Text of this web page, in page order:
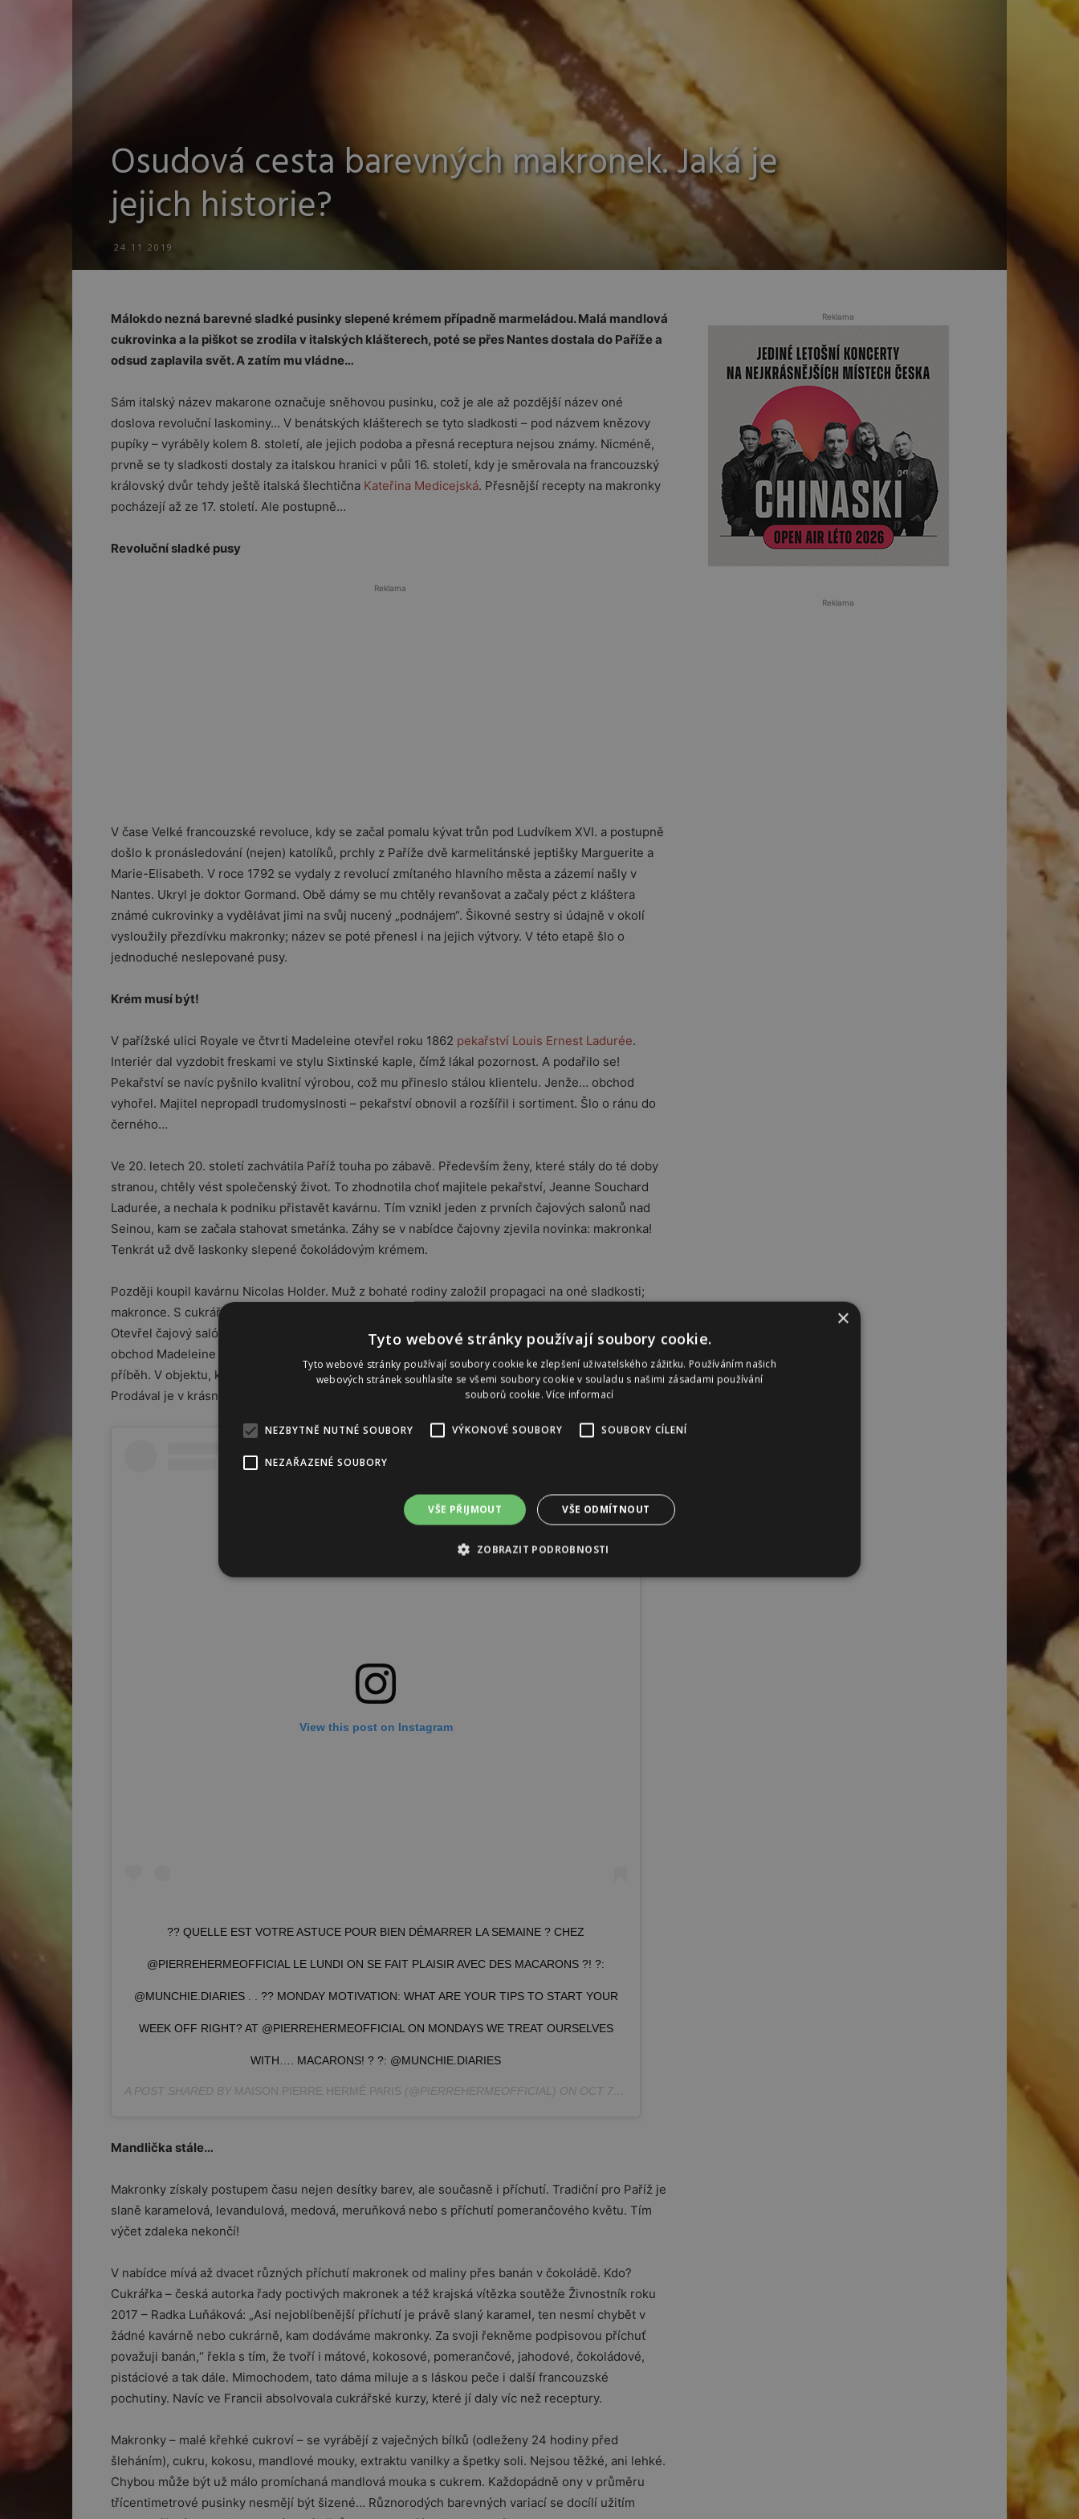
Osudová cesta barevných makronek. Jaká je
jejich historie?
24.11.2019
Málokdo nezná barevné sladké pusinky slepené krémem případně marmeládou. Malá mandlová
cukrovinka a la piškot se zrodila v italských klášterech, poté se přes Nantes dostala do Paříže a
odsud zaplavila svět. A zatím mu vládne…
Sám italský název makarone označuje sněhovou pusinku, což je ale až pozdější název oné
doslova revoluční laskominy… V benátských klášterech se tyto sladkosti – pod názvem knězovy
pupíky – vyráběly kolem 8. století, ale jejich podoba a přesná receptura nejsou známy. Nicméně,
prvně se ty sladkosti dostaly za italskou hranici v půli 16. století, kdy je směrovala na francouzský
královský dvůr tehdy ještě italská šlechtična Kateřina Medicejská. Přesnější recepty na makronky
pocházejí až ze 17. století. Ale postupně…
Revoluční sladké pusy
Reklama
V čase Velké francouzské revoluce, kdy se začal pomalu kývat trůn pod Ludvíkem XVI. a postupně
došlo k pronásledování (nejen) katolíků, prchly z Paříže dvě karmelitánské jeptišky Marguerite a
Marie-Elisabeth. V roce 1792 se vydaly z revolucí zmítaného hlavního města a zázemí našly v
Nantes. Ukryl je doktor Gormand. Obě dámy se mu chtěly revanšovat a začaly péct z kláštera
známé cukrovinky a vydělávat jimi na svůj nucený „podnájem“. Šikovné sestry si údajně v okolí
vysloužily přezdívku makronky; název se poté přenesl i na jejich výtvory. V této etapě šlo o
jednoduché neslepované pusy.
Krém musí být!
V pařížské ulici Royale ve čtvrti Madeleine otevřel roku 1862 pekařství Louis Ernest Ladurée.
Interiér dal vyzdobit freskami ve stylu Sixtinské kaple, čímž lákal pozornost. A podařilo se!
Pekařství se navíc pyšnilo kvalitní výrobou, což mu přineslo stálou klientelu. Jenže… obchod
vyhořel. Majitel nepropadl trudomyslnosti – pekařství obnovil a rozšířil i sortiment. Šlo o ránu do
černého…
Ve 20. letech 20. století zachvátila Paříž touha po zábavě. Především ženy, které stály do té doby
stranou, chtěly vést společenský život. To zhodnotila choť majitele pekařství, Jeanne Souchard
Ladurée, a nechala k podniku přistavět kavárnu. Tím vznikl jeden z prvních čajových salonů nad
Seinou, kam se začala stahovat smetánka. Záhy se v nabídce čajovny zjevila novinka: makronka!
Tenkrát už dvě laskonky slepené čokoládovým krémem.
Později koupil kavárnu Nicolas Holder. Muž z bohaté rodiny založil propagaci na oné sladkosti;
makronce. S cukráři a kuchaři připravil řadu variant cukrovinky za pomoci různých náplní a…
Otevřel čajový salón na Champs-Elysées č. p. 75. Poté koupil na levém břehu řeky legendární
obchod Madeleine Castaing, slavné návrhářky interiérů 20. století, čímž získal prestižní adresu a
příběh. V objektu, který restauroval v původním duchu, prezentoval makronky jako luxusní zboží.
Prodával je v krásných krabičkách, což je vidět dodnes.
View this post on Instagram
?? QUELLE EST VOTRE ASTUCE POUR BIEN DÉMARRER LA SEMAINE ? CHEZ
@PIERREHERMEOFFICIAL LE LUNDI ON SE FAIT PLAISIR AVEC DES MACARONS ?! ?:
@MUNCHIE.DIARIES . . ?? MONDAY MOTIVATION: WHAT ARE YOUR TIPS TO START YOUR
WEEK OFF RIGHT? AT @PIERREHERMEOFFICIAL ON MONDAYS WE TREAT OURSELVES
WITH…. MACARONS! ? ?: @MUNCHIE.DIARIES
A POST SHARED BY MAISON PIERRE HERMÉ PARIS (@PIERREHERMEOFFICIAL) ON OCT 7, 2019 AT 3:54AM PDT
Mandlička stále…
Makronky získaly postupem času nejen desítky barev, ale současně i příchutí. Tradiční pro Paříž je
slaně karamelová, levandulová, medová, meruňková nebo s příchutí pomerančového květu. Tím
výčet zdaleka nekončí!
V nabídce mívá až dvacet různých příchutí makronek od maliny přes banán v čokoládě. Kdo?
Cukrářka – česká autorka řady poctivých makronek a též krajská vítězka soutěže Živnostník roku
2017 – Radka Luňáková: „Asi nejoblíbenější příchutí je právě slaný karamel, ten nesmí chybět v
žádné kavárně nebo cukrárně, kam dodáváme makronky. Za svoji řekněme podpisovou příchuť
považuji banán,“ řekla s tím, že tvoří i mátové, kokosové, pomerančové, jahodové, čokoládové,
pistáciové a tak dále. Mimochodem, tato dáma miluje a s láskou peče i další francouzské
pochutiny. Navíc ve Francii absolvovala cukrářské kurzy, které jí daly víc než receptury.
Makronky – malé křehké cukroví – se vyrábějí z vaječných bílků (odleženy 24 hodiny před
šleháním), cukru, kokosu, mandlové mouky, extraktu vanilky a špetky soli. Nejsou těžké, ani lehké.
Chybou může být už málo promíchaná mandlová mouka s cukrem. Každopádně ony v průměru
třícentimetrové pusinky nesmějí být šizené… Různorodých barevných variací se docílí užitím
Reklama
Reklama
×
Tyto webové stránky používají soubory cookie.
Tyto webové stránky používají soubory cookie ke zlepšení uživatelského zážitku. Používáním našich
webových stránek souhlasíte se všemi soubory cookie v souladu s našimi zásadami používání
souborů cookie.Více informací
NEZBYTNĚ NUTNÉ SOUBORY VÝKONOVÉ SOUBORY SOUBORY CÍLENÍ
NEZAŘAZENÉ SOUBORY
VŠE PŘIJMOUT VŠE ODMÍTNOUT
ZOBRAZIT PODROBNOSTI